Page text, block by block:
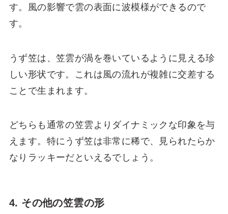
す。風の影響で雲の表面に波模様ができるので
す。
うず笠は、笠雲が渦を巻いているように見える珍
しい形状です。これは風の流れが複雑に交差する
ことで生まれます。
どちらも通常の笠雲よりダイナミックな印象を与
えます。特にうず笠は非常に稀で、見られたらか
なりラッキーだといえるでしょう。
4. その他の笠雲の形